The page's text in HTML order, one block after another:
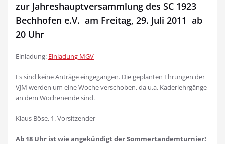
zur Jahreshauptversammlung des SC 1923
Bechhofen e.V. am Freitag, 29. Juli 2011 ab
20 Uhr
Einladung: Einladung MGV
Es sind keine Anträge eingegangen. Die geplanten Ehrungen der
VJM werden um eine Woche verschoben, da u.a. Kaderlehrgänge
an dem Wochenende sind.
Klaus Böse, 1. Vorsitzender
Ab 18 Uhr ist wie angekündigt der Sommertandemturnier!